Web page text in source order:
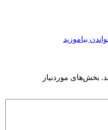
بیاموزید
بخش‌های موردنیاز